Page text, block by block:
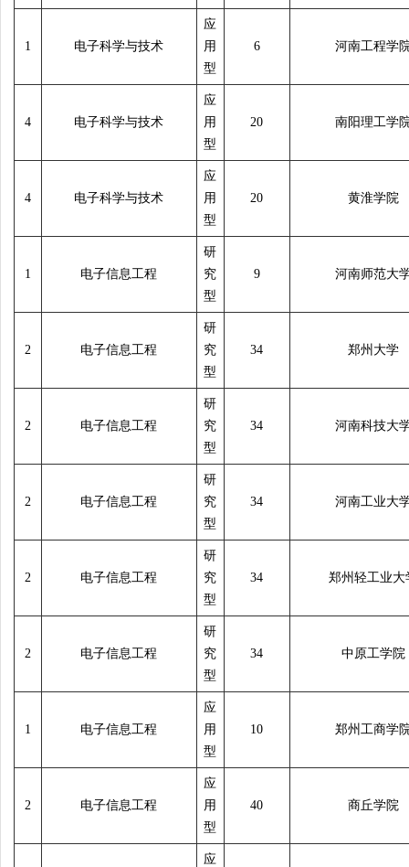
1 电子科学与技术
应
用
型
6 河南工程学
4 电子科学与技术
应
用
型
20 南阳理工学
4 电子科学与技术
应
用
型
20 黄淮学院
1 电子信息工程
研
究
型
9 河南师范大
2 电子信息工程
研
究
型
34 郑州大学
2 电子信息工程
研
究
型
34 河南科技大
2 电子信息工程
研
究
型
34 河南工业大
2 电子信息工程
研
究
型
34 郑州轻工业大
2 电子信息工程
研
究
型
34 中原工学院
1 电子信息工程
应
用
型
10 郑州工商学
2 电子信息工程
应
用
型
40 商丘学院
应